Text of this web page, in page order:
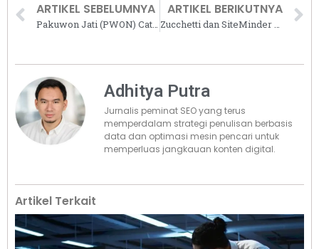
ARTIKEL SEBELUMNYA
Pakuwon Jati (PWON) Catat Pendapatan Rp1,65 Triliun di Kuartal I 2026, Recurring Income Tetap Dominan
ARTIKEL BERIKUTNYA
Zucchetti dan SiteMinder Perkuat Integrasi Teknologi, Perluas Potensi Pendapatan Hotel Global
Adhitya Putra
Jurnalis peminat SEO yang terus
memperdalam strategi penulisan berbasis
data dan optimasi mesin pencari untuk
memperluas jangkauan konten digital.
Artikel Terkait